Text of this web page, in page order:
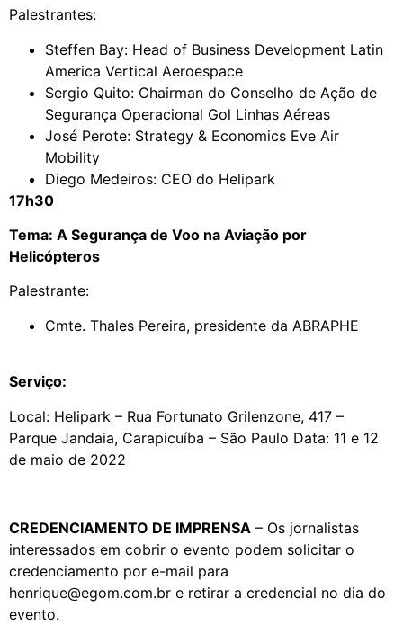
Palestrantes:
Steffen Bay: Head of Business Development Latin
America Vertical Aeroespace
Sergio Quito: Chairman do Conselho de Ação de
Segurança Operacional Gol Linhas Aéreas
José Perote: Strategy & Economics Eve Air
Mobility
Diego Medeiros: CEO do Helipark
17h30
Tema: A Segurança de Voo na Aviação por
Helicópteros
Palestrante:
Cmte. Thales Pereira, presidente da ABRAPHE
Serviço:
Local: Helipark – Rua Fortunato Grilenzone, 417 –
Parque Jandaia, Carapicuíba – São Paulo Data: 11 e 12
de maio de 2022
CREDENCIAMENTO DE IMPRENSA – Os jornalistas
interessados em cobrir o evento podem solicitar o
credenciamento por e-mail para
henrique@egom.com.br e retirar a credencial no dia do
evento.